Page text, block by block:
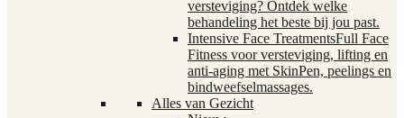
versteviging? Ontdek welke
behandeling het beste bij jou past.
Intensive Face TreatmentsFull Face
Fitness voor versteviging, lifting en
anti-aging met SkinPen, peelings en
bindweefselmassages.
Alles van Gezicht